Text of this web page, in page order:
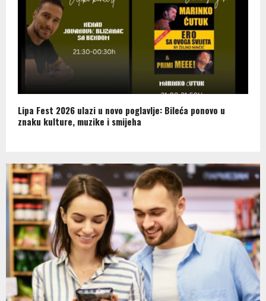
Lipa Fest 2026 ulazi u novo poglavlje: Bileća ponovo u
znaku kulture, muzike i smijeha